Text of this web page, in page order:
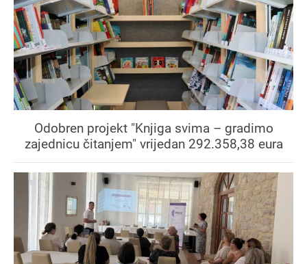
Odobren projekt "Knjiga svima – gradimo
zajednicu čitanjem" vrijedan 292.358,38 eura